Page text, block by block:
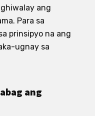
ang
Para sa
prinsipyo na ang
ugnay sa
ang